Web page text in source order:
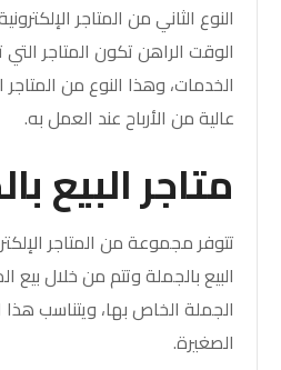
النوع الثاني من المتاجر
الوقت الراهن تكون المتاجر
الخدمات، وهذا النوع من
عالية من الأرباح عند العمل به.
متاجر البيع
تتوفر مجموعة من المتاجر
البيع بالجملة وتتم من خلال بيع
الجملة الخاص بها، ويتناسب هذا
الصغيرة.